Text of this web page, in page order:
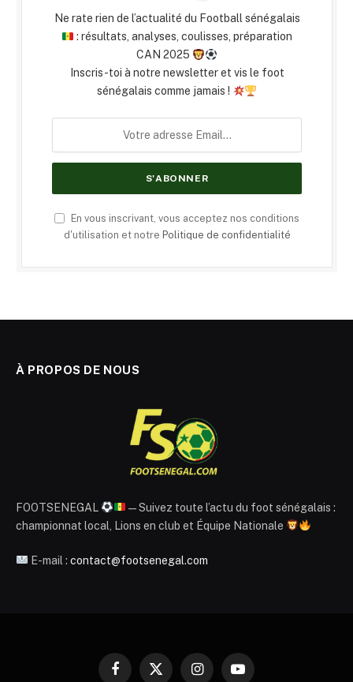
Ne rate rien de l’actualité du Football sénégalais
: résultats, analyses, coulisses, préparation
CAN 2025
Inscris-toi à notre newsletter et vis le foot
sénégalais comme jamais !
En vous inscrivant, vous acceptez nos conditions
d'utilisation et notre Politique de confidentialité
À PROPOS DE NOUS
FOOTSENEGAL
— Suivez toute l’actu du foot sénégalais :
championnat local, Lions en club et Équipe Nationale
E-mail : contact@footsenegal.com
Facebook
X InstagramYouTube